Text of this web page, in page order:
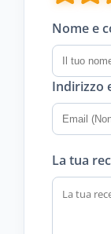
Nome e
Indirizzo
La tua